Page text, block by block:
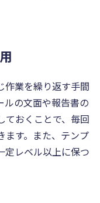
作業を繰り返す手間
ルの文面や報告書の
ておくことで、毎回
ます。また、テンプ
定レベル以上に保つ